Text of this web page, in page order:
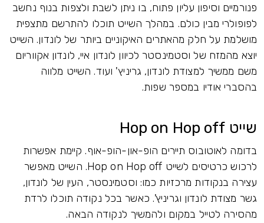
פנורמיים וסיפון עליון פתוח, בו ניתן לשבת ולצפות בנוף נחשב
לפופולרי מבין כולם. במהלך השייט תוכלו להתרשם מתצפית
מושלמת על חלק מהאתרים האיקוניים ביותר של לונדון. השייט
יוצא מהמזח של וסטמינסטר לכיוון לונדון איי, לונדון אקווריום
משם ממשיך למצודת לונדון, גריניץ' ועוד. השייט מלווה
בהסברי אודיו במספר שפות.
שייט Hop on Hop off
בדומה לאוטובוס תיירים הופ-און-הופ-אוף. קיימת אפשרות
לרכוש כרטיסים לשייט Hop on Hop off. השייט מאפשר
עצירה בנקודות מרכזיות כמו: וסטמינסטר, העין של לונדון,
גשר מצודת לונדון וגריניץ'. כאשר בכל נקודה תוכלו לרדת
מהסירה לטייל במקום ולהמשיך לנקודה הבאה.